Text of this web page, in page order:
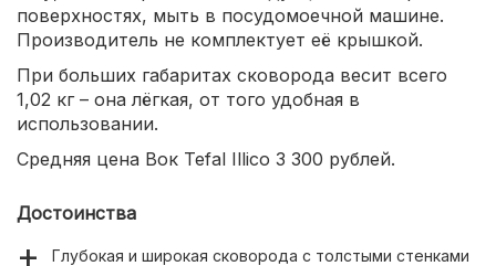
поверхностях, мыть в посудомоечной машине.
Производитель не комплектует её крышкой.
При больших габаритах сковорода весит всего
1,02 кг – она лёгкая, от того удобная в
использовании.
Средняя цена Вок Tefal Illico 3 300 рублей.
Достоинства
Глубокая и широкая сковорода с толстыми стенками